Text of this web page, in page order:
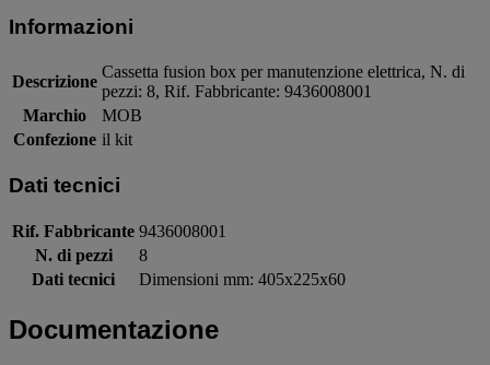
Informazioni
Descrizione
Cassetta fusion box per manutenzione elettrica, N. di
pezzi: 8, Rif. Fabbricante: 9436008001
Marchio
MOB
Confezione il kit
Dati tecnici
Rif. Fabbricante 9436008001
N. di pezzi
8
Dati tecnici
Dimensioni mm: 405x225x60
Documentazione